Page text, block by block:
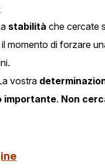
stabilità che cercate
momento di forzare
vostra
importante. Non